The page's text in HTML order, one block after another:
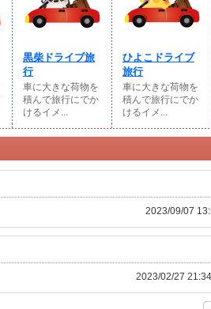
黒柴ドライブ旅
行
車に大きな荷物を
積んで旅行にでか
けるイメ...
ひよこドライブ
旅行
車に大きな荷物を
積んで旅行にでか
けるイメ...
2023/09/07
2023/02/27 21:34